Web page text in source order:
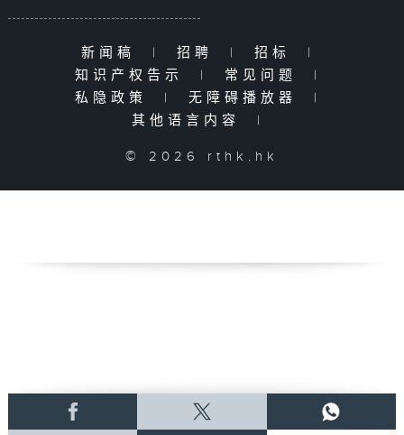
新闻稿 | 招聘 | 招标
|
知识产权告示
| 常见问题
|
私隐政策
| 无障碍播放器
|
其他语言内容
|
© 2026 rthk.hk